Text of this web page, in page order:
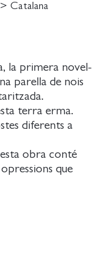
la primera novel-
parella de nois
terra erma.
diferents a
obra conté
que
Catalana